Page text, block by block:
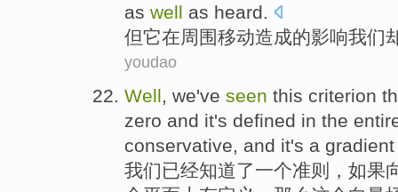
as well as heard.
但它在周围移动造成的影响我们
youdao
Well, we've seen this criterion
zero and it's defined in the
conservative, and it's a
我们已经知道了一个准则 ， 如果